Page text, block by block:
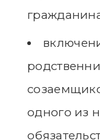
одного из